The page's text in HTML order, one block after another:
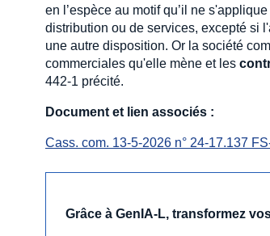
en l’espèce au motif qu’il ne
distribution ou de services, excepté si
une autre disposition. Or la société
commerciales qu'elle mène et les
442-1 précité.
Document et lien associés :
Cass. com. 13-5-2026 n° 24-17.137
Grâce à GenIA‑L, transformez